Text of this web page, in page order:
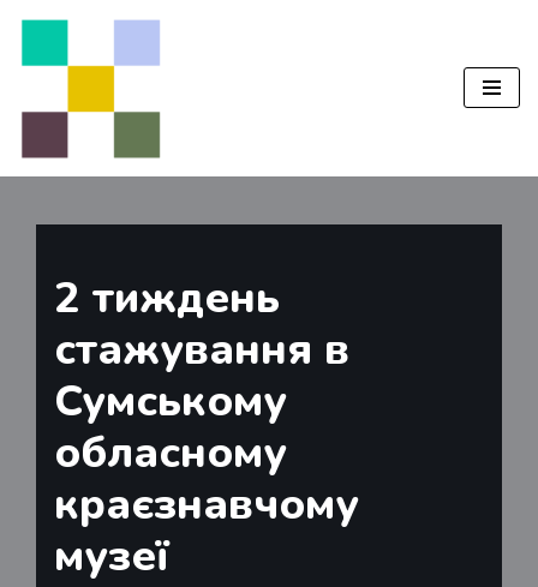
Перейти
2 тиждень
стажування в
Сумському
обласному
краєзнавчому
музеї